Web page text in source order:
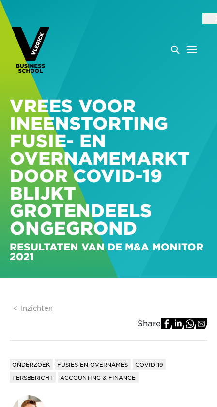
VREES VOOR
INEENSTORTING
FUSIE- EN
OVERNAMEMARKT
DOOR COVID-19
BLIJKT
GROTENDEELS
ONGEGROND
RESULTATEN VAN DE M&A MONITOR
2021
Inzichten
Share
ONDERZOEK FUSIES EN OVERNAMES
COVID-19
PERSBERICHT
ACCOUNTING & FINANCE